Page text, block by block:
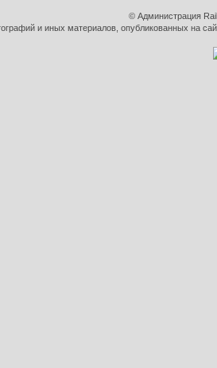
© Администрация
и иных материалов, опубликованных на